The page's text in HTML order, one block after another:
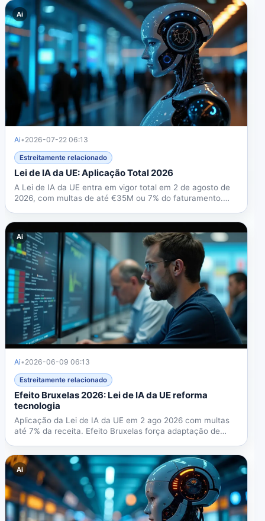
Ai
Ai• 2026-07-22 06:13
Estreitamente relacionado
Lei de IA da UE: Aplicação Total 2026
A Lei de IA da UE entra em vigor total em 2 de agosto de
2026, com multas de até €35M ou 7% do faturamento.
Ai
Ai• 2026-06-09 06:13
Estreitamente relacionado
Efeito Bruxelas 2026: Lei de IA da UE reforma
tecnologia
Aplicação da Lei de IA da UE em 2 ago 2026 com multas
até 7% da receita. Efeito Bruxelas força adaptação de
Ai